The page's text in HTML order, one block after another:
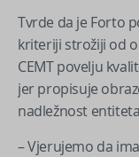
Tvrde da je Forto
kriteriji strožiji od
CEMT povelju
jer propisuje
nadležnost
– Vjerujemo da